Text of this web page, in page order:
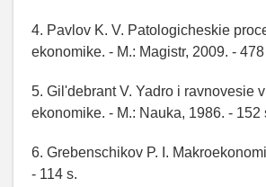
4. Pavlov K. V. Patologicheskie
ekonomike. - M.: Magistr, 2009. - 478
5. Gil'debrant V. Yadro i ravnovesie
ekonomike. - M.: Nauka, 1986. - 152
6. Grebenschikov P. I.
- 114 s.